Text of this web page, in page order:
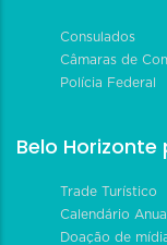
Consulados
Câmaras de
Polícia Federal
Belo
Trade Turístico
Calendário
Doação de